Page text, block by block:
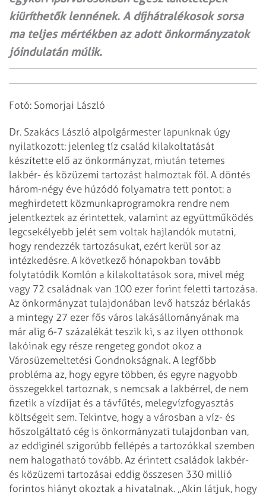
kiüríthetők lennének. A díjhátralékosok sorsa
ma teljes mértékben az adott önkormányzatok
jóindulatán múlik.
Fotó: Somorjai László
Dr. Szakács László alpolgármester lapunknak úgy
nyilatkozott: jelenleg tíz család kilakoltatását
készítette elő az önkormányzat, miután tetemes
lakbér- és közüzemi tartozást halmoztak föl. A döntés
három-négy éve húzódó folyamatra tett pontot: a
meghirdetett közmunkaprogramokra rendre nem
jelentkeztek az érintettek, valamint az együttműködés
legcsekélyebb jelét sem voltak hajlandók mutatni,
hogy rendezzék tartozásukat, ezért kerül sor az
intézkedésre. A következő hónapokban tovább
folytatódik Komlón a kilakoltatások sora, mivel még
vagy 72 családnak van 100 ezer forint feletti tartozása.
Az önkormányzat tulajdonában levő hatszáz bérlakás
a mintegy 27 ezer fős város lakásállományának ma
már alig 6-7 százalékát teszik ki, s az ilyen otthonok
lakóinak egy része rengeteg gondot okoz a
Városüzemeltetési Gondnokságnak. A legfőbb
probléma az, hogy egyre többen, és egyre nagyobb
összegekkel tartoznak, s nemcsak a lakbérrel, de nem
fizetik a vízdíjat és a távfűtés, melegvízfogyasztás
költségeit sem. Tekintve, hogy a városban a víz- és
hőszolgáltató cég is önkormányzati tulajdonban van,
az eddiginél szigorúbb fellépés a tartozókkal szemben
nem halogatható tovább. Az érintett családok lakbér-
és közüzemi tartozásai eddig összesen 330 millió
forintos hiányt okoztak a hivatalnak. „Akin látjuk, hogy